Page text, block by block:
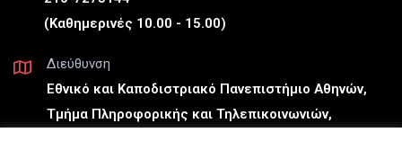
(Καθημερινές 10.00 - 15.00)
Διεύθυνση
Εθνικό και Καποδιστριακό Πανεπιστήμιο Αθηνών,
Τμήμα Πληροφορικής και Τηλεπικοινωνιών,